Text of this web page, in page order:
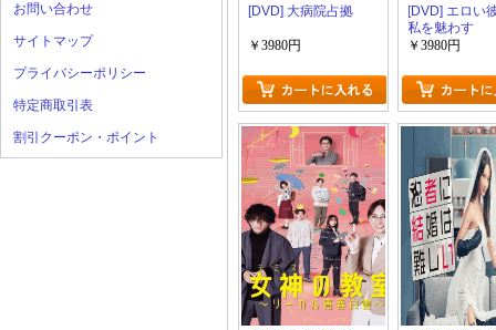
お問い合わせ
サイトマップ
プライバシーポリシー
特定商取引表
割引クーポン・ポイント
[DVD] 大病院占拠
￥3980円
[DVD] エロい
私を魅わす
￥3980円